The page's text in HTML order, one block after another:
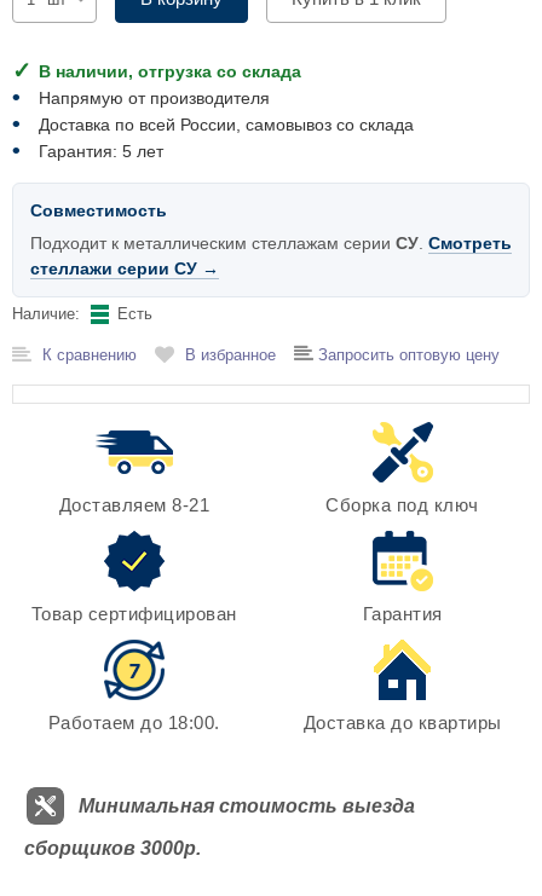
В наличии, отгрузка со склада
Напрямую от производителя
Доставка по всей России, самовывоз со склада
Гарантия: 5 лет
Совместимость
Подходит к металлическим стеллажам серии СУ Смотреть
стеллажи серии СУ →
Наличие: Есть
К сравнению В избранное Запросить оптовую цену
Доставляем 8-21 Сборка под ключ
Товар сертифицирован Гарантия
Работаем до 18:00. Доставка до квартиры
Минимальная стоимость выезда
сборщиков 3000р.
Комплектующие для шкафов